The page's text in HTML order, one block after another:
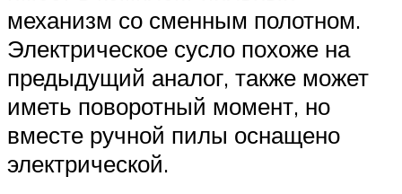
механизм со сменным полотном.
Электрическое сусло похоже на
предыдущий аналог, также может
иметь поворотный момент, но
вместе ручной пилы оснащено
электрической.